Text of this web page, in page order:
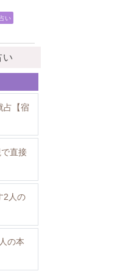
い
い
占【宿
直接
2人の
の本